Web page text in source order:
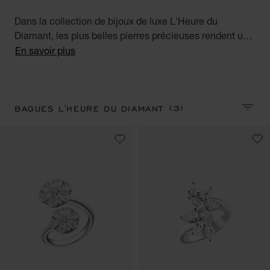
Dans la collection de bijoux de luxe L'Heure du
Diamant, les plus belles pierres précieuses rendent un
vibrant hommage au talent et au savoir-faire des
En savoir plus
BAGUES L'HEURE DU DIAMANT(3)